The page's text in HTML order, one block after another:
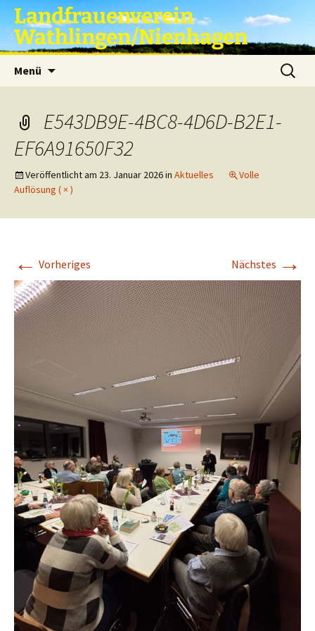
Zum
Inhalt
springen
Landfrauenverein
Wathlingen/Nienhagen
Menü
Suche
nach:
E543DB9E-4BC8-4D6D-B2E1-
EF6A91650F32
Veröffentlicht am 23. Januar 2026in Aktuelles
Volle
Auflösung ( × )
← Vorheriges Nächstes →